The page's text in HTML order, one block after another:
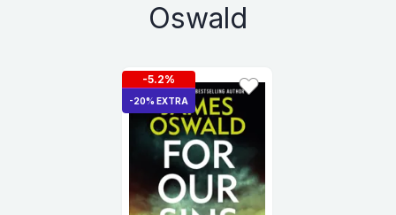
Oswald
-5.2%
-20% EXTRA